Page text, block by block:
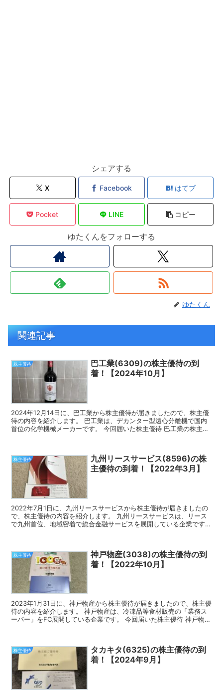
シェアする
X Facebook はてブ
Pocket LINE コピー
ゆたくんをフォローする
ゆたくん
関連記事
株主優待
巴工業(6309)の株主優待の到
着！【2024年10月】
2024年12月14日に、巴工業から株主優待が届きましたので、株主優
待の内容を紹介します。 巴工業は、デカンター型遠心分離機で国内
首位の化学機械メーカーです。 今回届いた株主優待 巴工業の株主優
株主優待
九州リースサービス(8596)の株
主優待の到着！【2022年3月】
2022年7月1日に、九州リースサービスから株主優待が届きましたの
で、株主優待の内容を紹介します。 九州リースサービスは、リース
で九州首位、地域密着で総合金融サービスを展開している企業です。
株主優待
神戸物産(3038)の株主優待の到
着！【2022年10月】
2023年1月31日に、神戸物産から株主優待が届きましたので、株主優
待の内容を紹介します。 神戸物産は、冷凍品等食材販売の「業務ス
ーパー」をFC展開している企業です。 今回届いた株主優待 神戸物産
株主優待
タカキタ(6325)の株主優待の到
着！【2024年9月】